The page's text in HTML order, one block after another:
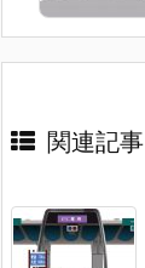
関連記事